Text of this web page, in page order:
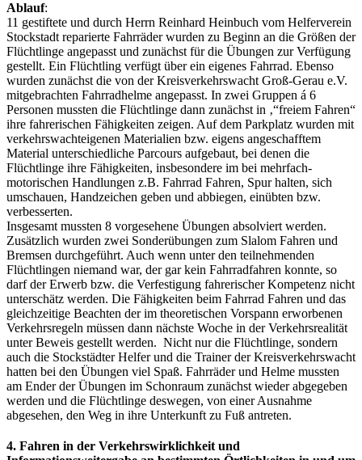
Ablauf:
11 gestiftete und durch Herrn Reinhard Heinbuch vom Helferverein
Stockstadt reparierte Fahrräder wurden zu Beginn an die Größen der
Flüchtlinge angepasst und zunächst für die Übungen zur Verfügung
gestellt. Ein Flüchtling verfügt über ein eigenes Fahrrad. Ebenso
wurden zunächst die von der Kreisverkehrswacht Groß-Gerau e.V.
mitgebrachten Fahrradhelme angepasst. In zwei Gruppen á 6
Personen mussten die Flüchtlinge dann zunächst in ‚“freiem Fahren“
ihre fahrerischen Fähigkeiten zeigen. Auf dem Parkplatz wurden mit
verkehrswachteigenen Materialien bzw. eigens angeschafftem
Material unterschiedliche Parcours aufgebaut, bei denen die
Flüchtlinge ihre Fähigkeiten, insbesondere im bei mehrfach-
motorischen Handlungen z.B. Fahrrad Fahren, Spur halten, sich
umschauen, Handzeichen geben und abbiegen, einübten bzw.
verbesserten.
Insgesamt mussten 8 vorgesehene Übungen absolviert werden.
Zusätzlich wurden zwei Sonderübungen zum Slalom Fahren und
Bremsen durchgeführt. Auch wenn unter den teilnehmenden
Flüchtlingen niemand war, der gar kein Fahrradfahren konnte, so
darf der Erwerb bzw. die Verfestigung fahrerischer Kompetenz nicht
unterschätz werden. Die Fähigkeiten beim Fahrrad Fahren und das
gleichzeitige Beachten der im theoretischen Vorspann erworbenen
Verkehrsregeln müssen dann nächste Woche in der Verkehrsrealität
unter Beweis gestellt werden. Nicht nur die Flüchtlinge, sondern
auch die Stockstädter Helfer und die Trainer der Kreisverkehrswacht
hatten bei den Übungen viel Spaß. Fahrräder und Helme mussten
am Ender der Übungen im Schonraum zunächst wieder abgegeben
werden und die Flüchtlinge deswegen, von einer Ausnahme
abgesehen, den Weg in ihre Unterkunft zu Fuß antreten.
4. Fahren in der Verkehrswirklichkeit und